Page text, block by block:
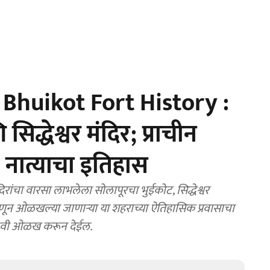
Fort History :
मंदिर; प्राचीन
इतिहास
वारसा लाभलेला सोलापूरचा भुईकोट, सिद्धेश्वर
ओळखल्या जाणाऱ्या या शहराच्या ऐतिहासिक प्रवासाचा
नवी ओळख करून देईल.